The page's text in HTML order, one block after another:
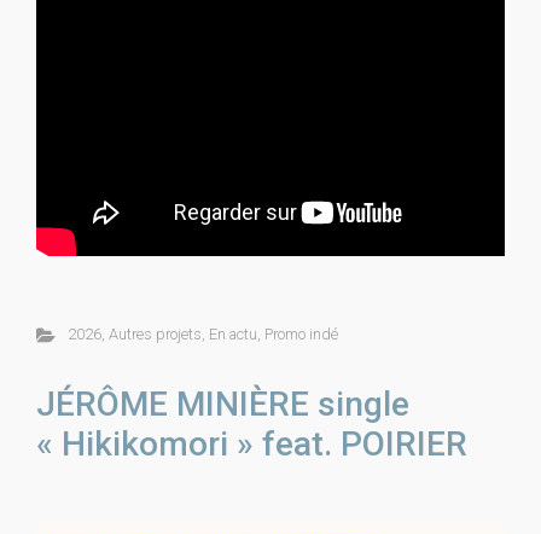
2026, Autres projets, En actu, Promo indé
JÉRÔME MINIÈRE single
« Hikikomori » feat. POIRIER